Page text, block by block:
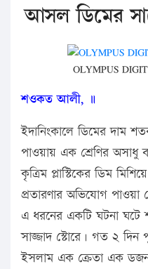
আসল ডিমের
OLYMPUS
শওকত আলী, ॥
ইদানিংকালে ডিমের দাম
পাওয়ায় এক শ্রেণির অসাধু
কৃত্রিম প্লাস্টিকের ডিম
প্রতারণার অভিযোগ পাওয়া
এ ধরনের একটি ঘটনা ঘটে
সাজ্জাদ স্টোরে। গত ২
ইসলাম এক ক্রেতা এক ডজন